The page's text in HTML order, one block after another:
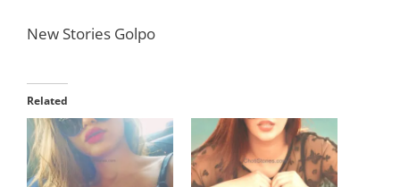
New Stories Golpo
Related